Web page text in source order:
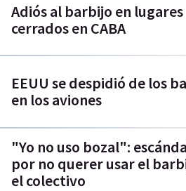
Adiós al barbijo en lugares
cerrados en CABA
EEUU se despidió de los
en los aviones
"Yo no uso bozal":
por no querer usar el
el colectivo